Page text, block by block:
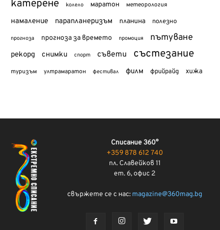
катерене колело маратон метеорология
намаление парапланеризъм планина полезно
прогноза прогноза за времето промоция пътуване
рекорд снимки спорт съвети състезание
туризъм ултрамаратон фестивал филм фрийрайд хижа
Списание 360°
+359 878 612 740
пл. Славейков 11
ет. 6, офис 2
свържете се с нас: magazine@360mag.bg